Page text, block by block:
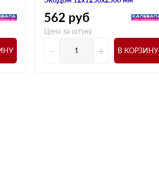
562 руб
Цена за штуку
- + В КОРЗИНУ